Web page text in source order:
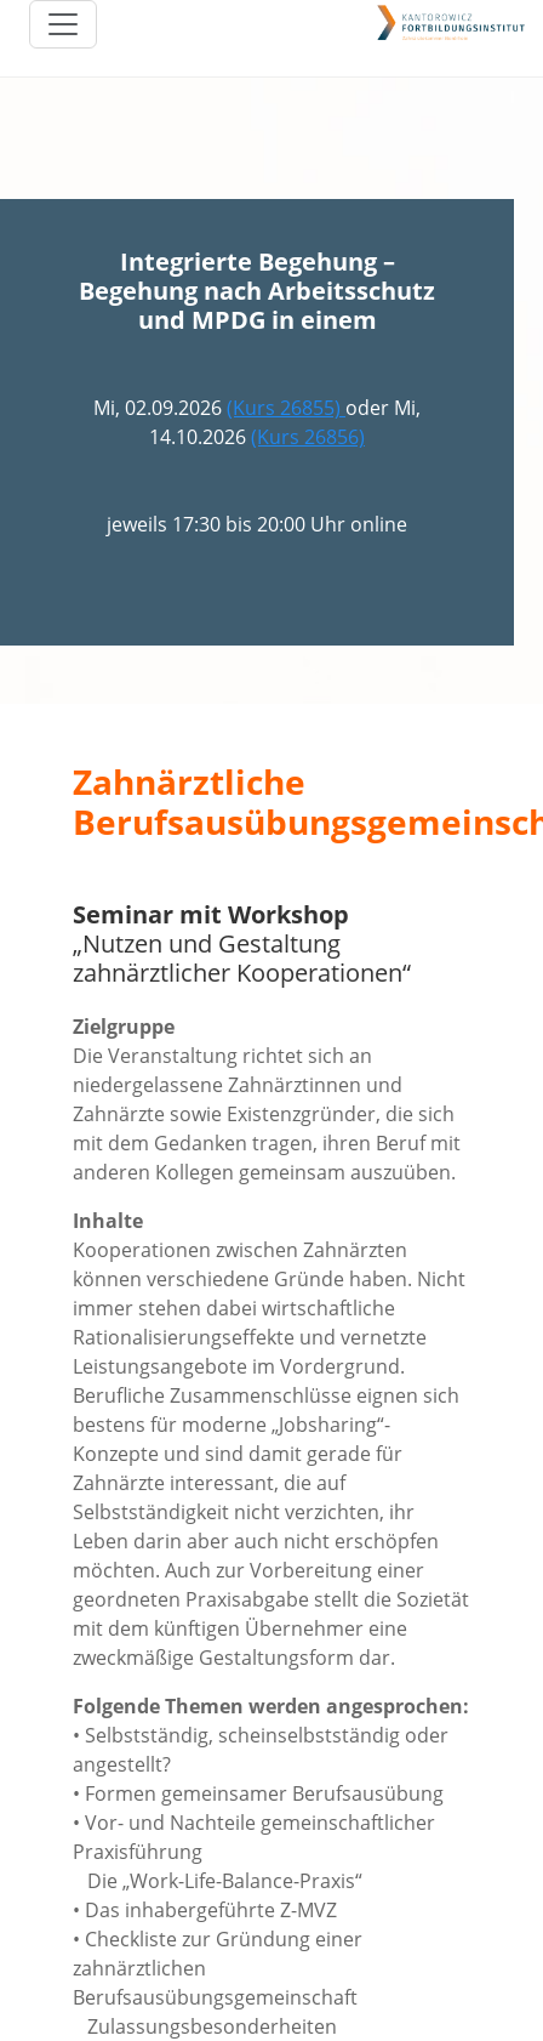
Integrierte Begehung –
Begehung nach Arbeitsschutz
und MPDG in einem
Mi, 02.09.2026(Kurs 26855) oder Mi,
14.10.2026(Kurs 26856)
jeweils 17:30 bis 20:00 Uhr online
Zahnärztliche
Seminar mit Workshop
„Nutzen und Gestaltung
zahnärztlicher Kooperationen“
Zielgruppe
Die Veranstaltung richtet sich an
niedergelassene Zahnärztinnen und
Zahnärzte sowie Existenzgründer, die sich
mit dem Gedanken tragen, ihren Beruf mit
anderen Kollegen gemeinsam auszuüben.
Inhalte
Kooperationen zwischen Zahnärzten
können verschiedene Gründe haben. Nicht
immer stehen dabei wirtschaftliche
Rationalisierungseffekte und vernetzte
Leistungsangebote im Vordergrund.
Berufliche Zusammenschlüsse eignen sich
bestens für moderne „Jobsharing“-
Konzepte und sind damit gerade für
Zahnärzte interessant, die auf
Selbstständigkeit nicht verzichten, ihr
Leben darin aber auch nicht erschöpfen
möchten. Auch zur Vorbereitung einer
geordneten Praxisabgabe stellt die Sozietät
mit dem künftigen Übernehmer eine
zweckmäßige Gestaltungsform dar.
Folgende Themen werden angesprochen:
• Selbstständig, scheinselbstständig oder
angestellt?
• Formen gemeinsamer Berufsausübung
• Vor- und Nachteile gemeinschaftlicher
Praxisführung
Die „Work-Life-Balance-Praxis“
• Das inhabergeführte Z-MVZ
• Checkliste zur Gründung einer
zahnärztlichen
Berufsausübungsgemeinschaft
Zulassungsbesonderheiten